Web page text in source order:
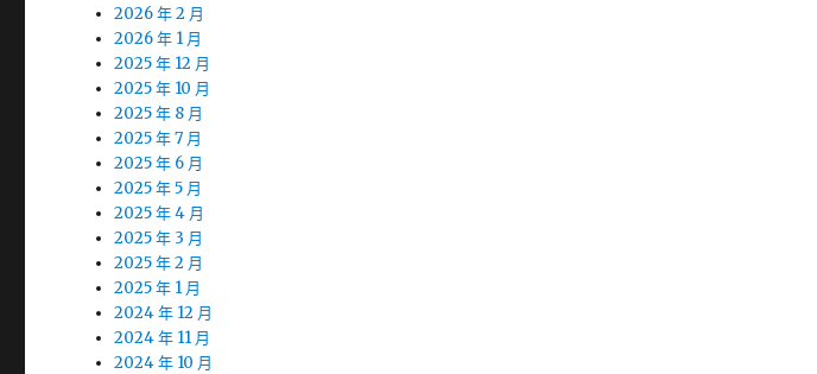
2026 年 2 月
2026 年 1 月
2025 年 12 月
2025 年 10 月
2025 年 8 月
2025 年 7 月
2025 年 6 月
2025 年 5 月
2025 年 4 月
2025 年 3 月
2025 年 2 月
2025 年 1 月
2024 年 12 月
2024 年 11 月
2024 年 10 月